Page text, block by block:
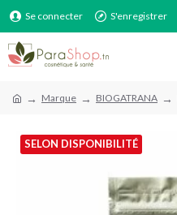
Se connecter S'enregistrer
Marque BIOGATRANA
SELON DISPONIBILITÉ